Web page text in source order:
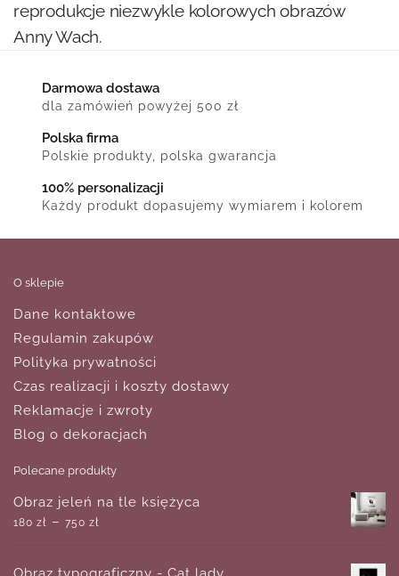
reprodukcje niezwykle kolorowych obrazów
Anny Wach.
Darmowa dostawa
dla zamówień powyżej 500 zł
Polska firma
Polskie produkty, polska gwarancja
100% personalizacji
Każdy produkt dopasujemy wymiarem i kolorem
O sklepie
Dane kontaktowe
Regulamin zakupów
Polityka prywatności
Czas realizacji i koszty dostawy
Reklamacje i zwroty
Blog o dekoracjach
Polecane produkty
Obraz jeleń na tle księżyca
180 zł – 750 zł